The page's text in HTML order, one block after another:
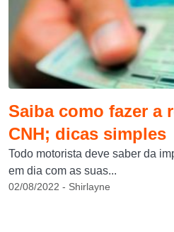
Saiba como fazer a
CNH; dicas simples
Todo motorista deve saber da
em dia com as suas...
02/08/2022 - Shirlayne